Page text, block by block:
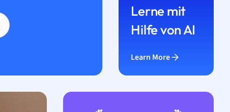
Lerne mit
Hilfe von AI
Learn More